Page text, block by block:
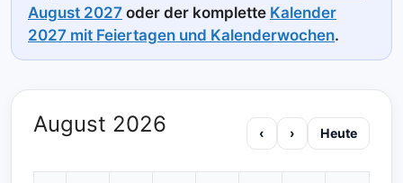
August 2027 oder der komplette Kalender
2027 mit Feiertagen und Kalenderwochen.
August 2026 ‹ › Heute